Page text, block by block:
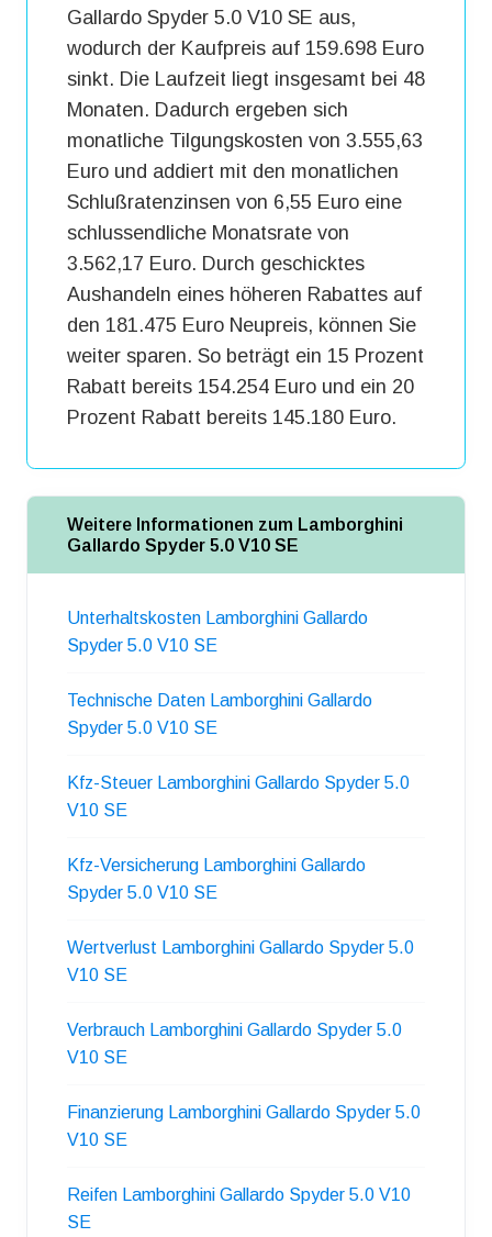
Gallardo Spyder 5.0 V10 SE aus,
wodurch der Kaufpreis auf 159.698 Euro
sinkt. Die Laufzeit liegt insgesamt bei 48
Monaten. Dadurch ergeben sich
monatliche Tilgungskosten von 3.555,63
Euro und addiert mit den monatlichen
Schlußratenzinsen von 6,55 Euro eine
schlussendliche Monatsrate von
3.562,17 Euro. Durch geschicktes
Aushandeln eines höheren Rabattes auf
den 181.475 Euro Neupreis, können Sie
weiter sparen. So beträgt ein 15 Prozent
Rabatt bereits 154.254 Euro und ein 20
Prozent Rabatt bereits 145.180 Euro.
Weitere Informationen zum Lamborghini
Gallardo Spyder 5.0 V10 SE
Unterhaltskosten Lamborghini Gallardo
Spyder 5.0 V10 SE
Technische Daten Lamborghini Gallardo
Spyder 5.0 V10 SE
Kfz-Steuer Lamborghini Gallardo Spyder 5.0
V10 SE
Kfz-Versicherung Lamborghini Gallardo
Spyder 5.0 V10 SE
Wertverlust Lamborghini Gallardo Spyder 5.0
V10 SE
Verbrauch Lamborghini Gallardo Spyder 5.0
V10 SE
Finanzierung Lamborghini Gallardo Spyder 5.0
V10 SE
Reifen Lamborghini Gallardo Spyder 5.0 V10
SE